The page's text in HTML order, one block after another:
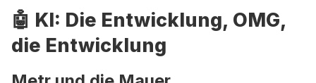
🤖 KI: Die Entwicklung, OMG,
die Entwicklung